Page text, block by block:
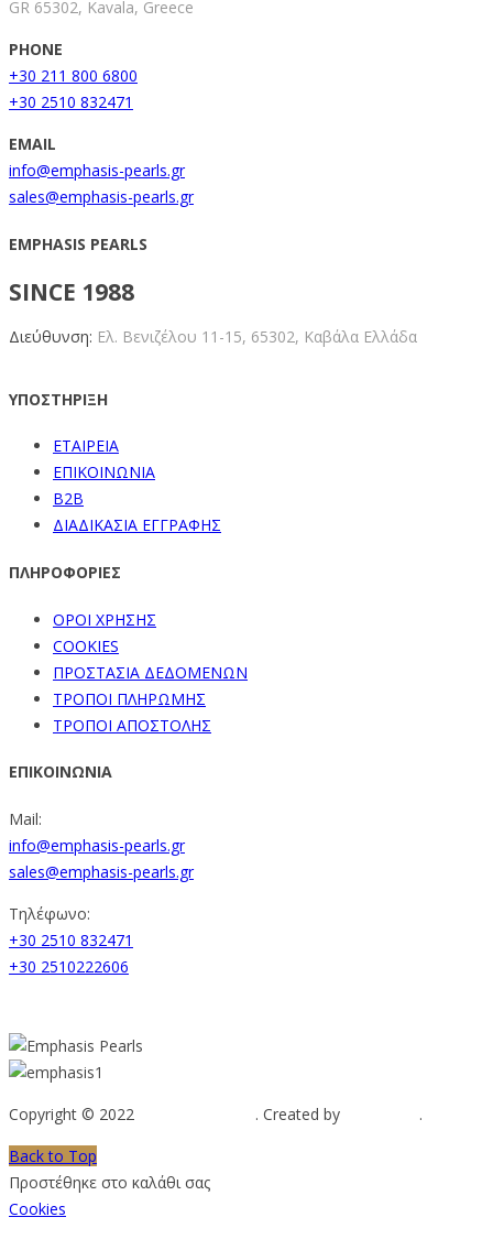
GR 65302, Kavala, Greece
PHONE
+30 211 800 6800
+30 2510 832471
EMAIL
info@emphasis-pearls.gr
sales@emphasis-pearls.gr
EMPHASIS PEARLS
SINCE 1988
Διεύθυνση: Ελ. Βενιζέλου 11-15, 65302, Καβάλα Ελλάδα
ΥΠΟΣΤΗΡΙΞΗ
ΕΤΑΙΡΕΙΑ
ΕΠΙΚΟΙΝΩΝΙΑ
B2B
ΔΙΑΔΙΚΑΣΙΑ ΕΓΓΡΑΦΗΣ
ΠΛΗΡΟΦΟΡΙΕΣ
ΟΡΟΙ ΧΡΗΣΗΣ
COOKIES
ΠΡΟΣΤΑΣΙΑ ΔΕΔΟΜΕΝΩΝ
ΤΡΟΠΟΙ ΠΛΗΡΩΜΗΣ
ΤΡΟΠΟΙ ΑΠΟΣΤΟΛΗΣ
ΕΠΙΚΟΙΝΩΝΙΑ
Mail:
info@emphasis-pearls.gr
sales@emphasis-pearls.gr
Τηλέφωνο:
+30 2510 832471
+30 2510222606
Copyright © 2022 . Created by
.
Back to Top
Προστέθηκε στο καλάθι σας
Cookies